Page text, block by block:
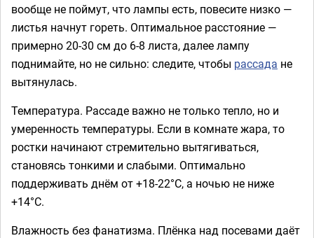
вообще не поймут, что лампы есть, повесите низко —
листья начнут гореть. Оптимальное расстояние —
примерно 20-30 см до 6-8 листа, далее лампу
поднимайте, но не сильно: следите, чтобы рассада не
вытянулась.
Температура. Рассаде важно не только тепло, но и
умеренность температуры. Если в комнате жара, то
ростки начинают стремительно вытягиваться,
становясь тонкими и слабыми. Оптимально
поддерживать днём от +18-22°C, а ночью не ниже
+14°C.
Влажность без фанатизма. Плёнка над посевами даёт